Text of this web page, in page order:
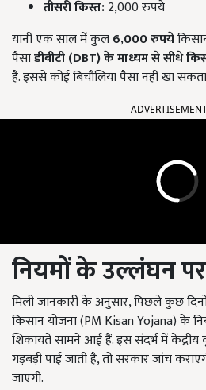
तीसरी किस्त:2,000 रुपये
यानी एक साल में कुल6,000रुपये
पैसाडीबीटी (DBT)के माध्यम से सीधे
है. इससे कोई बिचौलिया पैसा नहीं खा
नियमों के उल्लंघन पर
मिली जानकारी के अनुसार, पिछले कुछ
किसान योजना (PM Kisan Yojana) के
शिकायतें सामने आई हैं. इस संदर्भ में केंद्रीय
गड़बड़ी पाई जाती है, तो सरकार जांच
जाएगी.